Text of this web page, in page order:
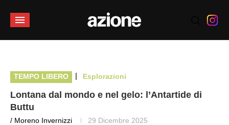
TEMPO LIBERO | Esplorazioni
Lontana dal mondo e nel gelo: l’Antartide di
Buttu
/ Moreno Invernizzi 29 Dicembre 2025